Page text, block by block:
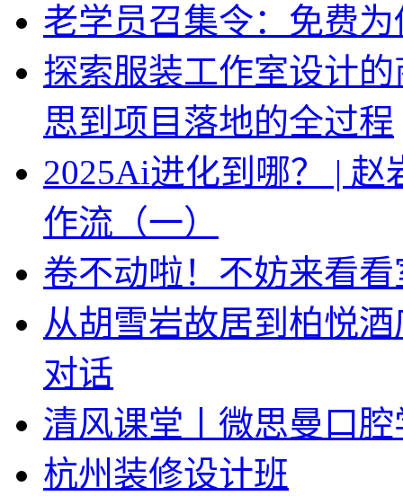
老学员召集令：免费
探索服装工作室设计
思到项目落地的全过程
2025Ai进化到哪？ |
作流（一）
卷不动啦！不妨来看
从胡雪岩故居到柏悦
对话
清风课堂丨微思曼口
杭州装修设计班